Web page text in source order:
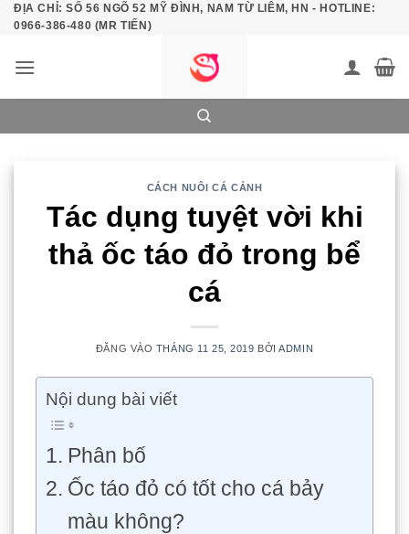
Bỏ
qua
dung
ĐỊA CHỈ: SỐ 56 NGÕ 52 MỸ ĐÌNH, NAM TỪ LIÊM, HN - HOTLINE:
0966-386-480 (MR TIẾN)
CÁCH NUÔI CÁ CẢNH
Tác dụng tuyệt vời khi
thả ốc táo đỏ trong bể
cá
ĐĂNG VÀO THÁNG 11 25, 2019 BỞIADMIN
Nội dung bài viết
Phân bố
Ốc táo đỏ có tốt cho cá bảy
màu không?